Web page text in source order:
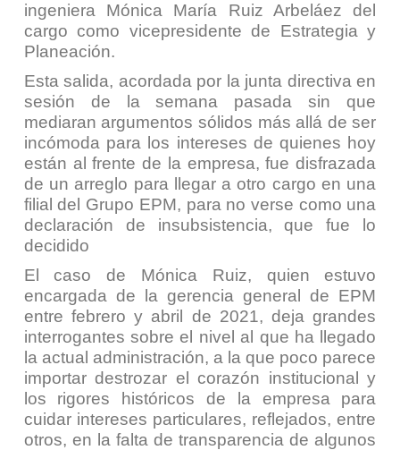
ingeniera Mónica María Ruiz Arbeláez del
cargo como vicepresidente de Estrategia y
Planeación.
Esta salida, acordada por la junta directiva en
sesión de la semana pasada sin que
mediaran argumentos sólidos más allá de ser
incómoda para los intereses de quienes hoy
están al frente de la empresa, fue disfrazada
de un arreglo para llegar a otro cargo en una
filial del Grupo EPM, para no verse como una
declaración de insubsistencia, que fue lo
decidido
El caso de Mónica Ruiz, quien estuvo
encargada de la gerencia general de EPM
entre febrero y abril de 2021, deja grandes
interrogantes sobre el nivel al que ha llegado
la actual administración, a la que poco parece
importar destrozar el corazón institucional y
los rigores históricos de la empresa para
cuidar intereses particulares, reflejados, entre
otros, en la falta de transparencia de algunos